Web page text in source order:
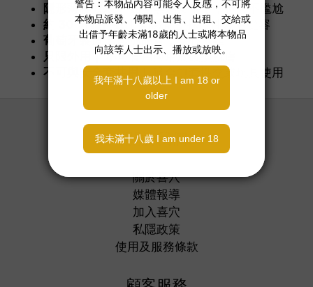
隱形薄膜效果｜如同無感安全罩，持久不尷尬
約 30 分鐘持效｜前戲前塗抹，性愛更從容
葡萄牙製造｜歐洲品質，安心可靠
只限外用｜不可食用與用於破損肌膚
不可與安全套共用｜適合無套性交或玩具使用
關於我們
關於喜穴
媒體報導
加入喜穴
私隱政策
使用及服務條款